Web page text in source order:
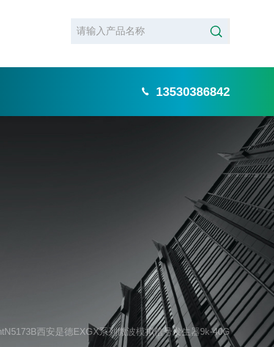
13530386842
西安是德EXGX系列微波模拟信号发生器9k-40G